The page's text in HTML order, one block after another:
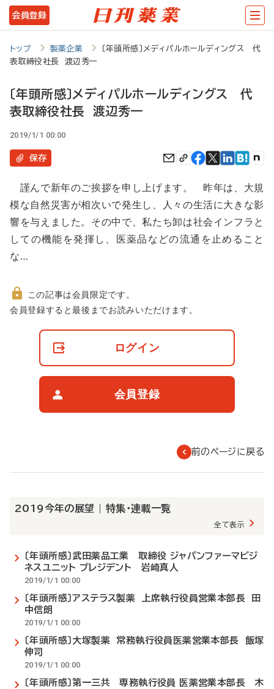
メ
イ
テ
ツ
に
動
会員登録
トップ 製薬企業
〔年頭所感〕メディパルホールディングス 代
表取締役社長 渡辺秀一
〔年頭所感〕メディパルホールディングス 代
表取締役社長 渡辺秀一
2019/1/1 00:00
保存
謹んで新年のご挨拶を申し上げます。 昨年は、大規
模な自然災害が相次いで発生し、人々の生活に大きな影
響を与えました。その中で、私たち卸は社会インフラと
しての機能を発揮し、医薬品などの流通を止めること
な…
非
この記事は会員限定です。
会員登録すると最後までお読みいただけます。
ログイン
会員登録
前のページに戻る
2019今年の展望 | 特集・連載一覧
全て表示
〔年頭所感〕武田薬品工業 取締役 ジャパンファーマビジ
ネスユニット プレジデント 岩崎真人
2019/1/1 00:00
〔年頭所感〕アステラス製薬 上席執行役員営業本部長 田
中信朗
2019/1/1 00:00
〔年頭所感〕大塚製薬 常務執行役員医薬営業本部長 飯塚
伸司
2019/1/1 00:00
〔年頭所感〕第一三共 専務執行役員 医薬営業本部長 木